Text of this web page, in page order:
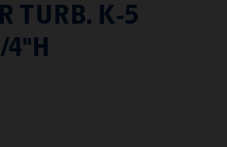
TURB. K-5
4"H